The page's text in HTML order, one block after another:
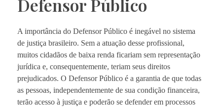
Defensor Público
A importância do Defensor Público é inegável no sistema
de justiça brasileiro. Sem a atuação desse profissional,
muitos cidadãos de baixa renda ficariam sem representação
jurídica e, consequentemente, teriam seus direitos
prejudicados. O Defensor Público é a garantia de que todas
as pessoas, independentemente de sua condição financeira,
terão acesso à justiça e poderão se defender em processos